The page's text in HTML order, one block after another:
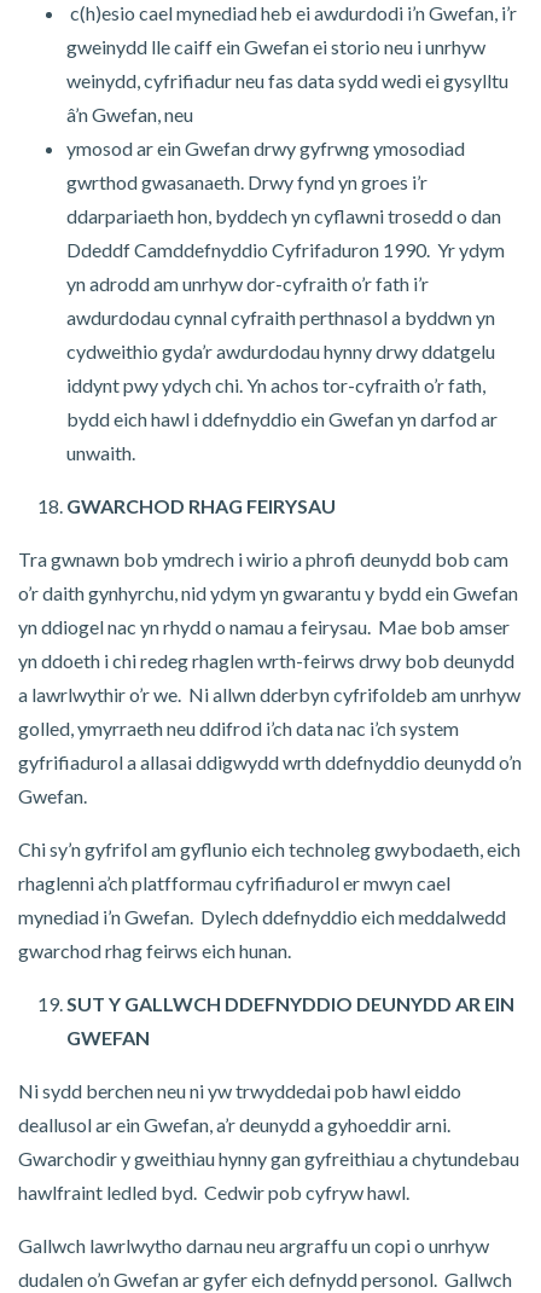
c(h)esio cael mynediad heb ei awdurdodi i’n Gwefan, i’r
gweinydd lle caiff ein Gwefan ei storio neu i unrhyw
weinydd, cyfrifiadur neu fas data sydd wedi ei gysylltu
â’n Gwefan, neu
ymosod ar ein Gwefan drwy gyfrwng ymosodiad
gwrthod gwasanaeth. Drwy fynd yn groes i’r
ddarpariaeth hon, byddech yn cyflawni trosedd o dan
Ddeddf Camddefnyddio Cyfrifaduron 1990. Yr ydym
yn adrodd am unrhyw dor-cyfraith o’r fath i’r
awdurdodau cynnal cyfraith perthnasol a byddwn yn
cydweithio gyda’r awdurdodau hynny drwy ddatgelu
iddynt pwy ydych chi. Yn achos tor-cyfraith o’r fath,
bydd eich hawl i ddefnyddio ein Gwefan yn darfod ar
unwaith.
GWARCHOD RHAG FEIRYSAU
Tra gwnawn bob ymdrech i wirio a phrofi deunydd bob cam
o’r daith gynhyrchu, nid ydym yn gwarantu y bydd ein Gwefan
yn ddiogel nac yn rhydd o namau a feirysau. Mae bob amser
yn ddoeth i chi redeg rhaglen wrth-feirws drwy bob deunydd
a lawrlwythir o’r we. Ni allwn dderbyn cyfrifoldeb am unrhyw
golled, ymyrraeth neu ddifrod i’ch data nac i’ch system
gyfrifiadurol a allasai ddigwydd wrth ddefnyddio deunydd o’n
Gwefan.
Chi sy’n gyfrifol am gyflunio eich technoleg gwybodaeth, eich
rhaglenni a’ch platfformau cyfrifiadurol er mwyn cael
mynediad i’n Gwefan. Dylech ddefnyddio eich meddalwedd
gwarchod rhag feirws eich hunan.
SUT Y GALLWCH DDEFNYDDIO DEUNYDD AR EIN
GWEFAN
Ni sydd berchen neu ni yw trwyddedai pob hawl eiddo
deallusol ar ein Gwefan, a’r deunydd a gyhoeddir arni.
Gwarchodir y gweithiau hynny gan gyfreithiau a chytundebau
hawlfraint ledled byd. Cedwir pob cyfryw hawl.
Gallwch lawrlwytho darnau neu argraffu un copi o unrhyw
dudalen o’n Gwefan ar gyfer eich defnydd personol. Gallwch